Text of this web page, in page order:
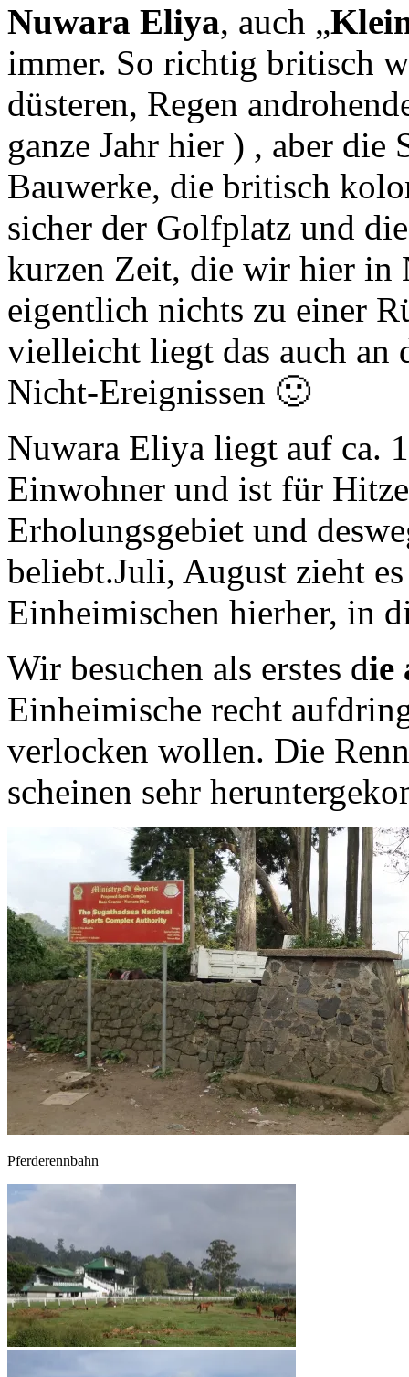
Nuwara Eliya, auch „
immer. So richtig britisch
düsteren, Regen
ganze Jahr hier ) , aber die
Bauwerke, die britisch
sicher der Golfplatz und
kurzen Zeit, die wir hier in
eigentlich nichts zu einer
vielleicht liegt das auch an
Nicht-Ereignissen 🙂
Nuwara Eliya liegt auf ca.
Einwohner und ist für
Erholungsgebiet und
beliebt.Juli, August zieht
Einheimischen hierher, in
Wir besuchen als erstes die
Einheimische recht
verlocken wollen. Die
scheinen sehr
Pferderennbahn